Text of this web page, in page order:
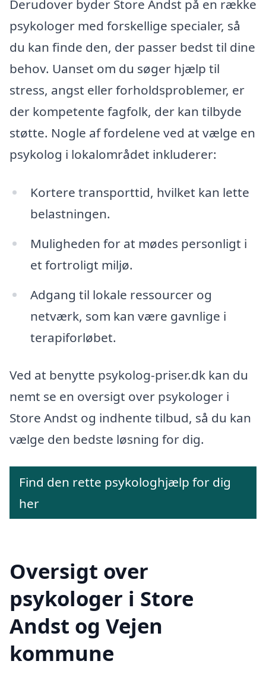
Derudover byder Store Andst på en række
psykologer med forskellige specialer, så
du kan finde den, der passer bedst til dine
behov. Uanset om du søger hjælp til
stress, angst eller forholdsproblemer, er
der kompetente fagfolk, der kan tilbyde
støtte. Nogle af fordelene ved at vælge en
psykolog i lokalområdet inkluderer:
Kortere transporttid, hvilket kan lette
belastningen.
Muligheden for at mødes personligt i
et fortroligt miljø.
Adgang til lokale ressourcer og
netværk, som kan være gavnlige i
terapiforløbet.
Ved at benytte psykolog-priser.dk kan du
nemt se en oversigt over psykologer i
Store Andst og indhente tilbud, så du kan
vælge den bedste løsning for dig.
Find den rette psykologhjælp for dig
her
Oversigt over
psykologer i Store
Andst og Vejen
kommune